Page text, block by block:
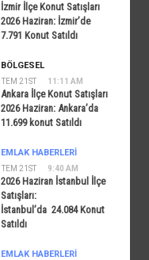
İzmir İlçe Konut Satışları
2026 Haziran: İzmir’de
7.791 Konut Satıldı
TEM 21ST 11:11 AM
BÖLGESEL
Ankara İlçe Konut Satışları
2026 Haziran: Ankara’da
11.699 konut Satıldı
TEM 21ST 9:40 AM
EMLAK HABERLERI
2026 Haziran İstanbul İlçe
Satışları:
İstanbul’da 24.084 Konut
Satıldı
EMLAK HABERLERI